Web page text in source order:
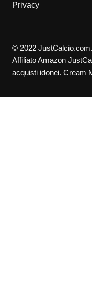
Privacy
© 2022
Affiliato Amazon
acquisti idonei. Cream